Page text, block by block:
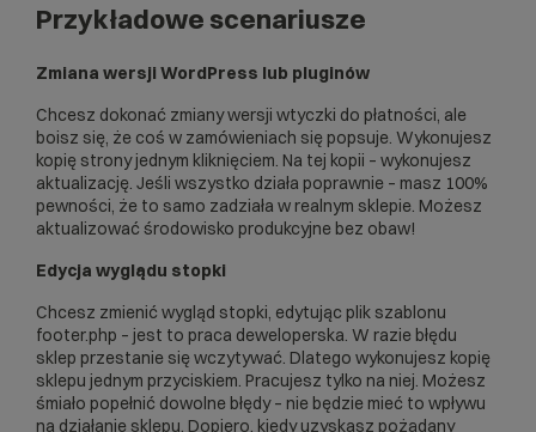
Przykładowe scenariusze
Zmiana wersji WordPress lub pluginów
Chcesz dokonać zmiany wersji wtyczki do płatności, ale
boisz się, że coś w zamówieniach się popsuje. Wykonujesz
kopię strony jednym kliknięciem. Na tej kopii – wykonujesz
aktualizację. Jeśli wszystko działa poprawnie – masz 100%
pewności, że to samo zadziała w realnym sklepie. Możesz
aktualizować środowisko produkcyjne bez obaw!
Edycja wyglądu stopki
Chcesz zmienić wygląd stopki, edytując plik szablonu
footer.php – jest to praca deweloperska. W razie błędu
sklep przestanie się wczytywać. Dlatego wykonujesz kopię
sklepu jednym przyciskiem. Pracujesz tylko na niej. Możesz
śmiało popełnić dowolne błędy – nie będzie mieć to wpływu
na działanie sklepu. Dopiero, kiedy uzyskasz pożądany